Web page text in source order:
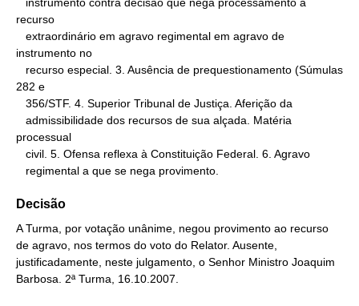
recurso
instrumento no
282 e
processual
   regimental a que se nega provimento.
Decisão
A Turma, por votação unânime, negou provimento ao recurso
de agravo, nos termos do voto do Relator. Ausente,
justificadamente, neste julgamento, o Senhor Ministro Joaquim
Barbosa. 2ª Turma, 16.10.2007.